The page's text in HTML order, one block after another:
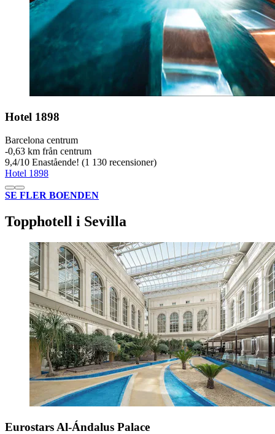
Hotel 1898
Barcelona centrum
‐0,63 km från centrum
9,4/10 Enastående! (1 130 recensioner)
Hotel 1898
SE FLER BOENDEN
Topphotell i Sevilla
Eurostars Al-Ándalus Palace